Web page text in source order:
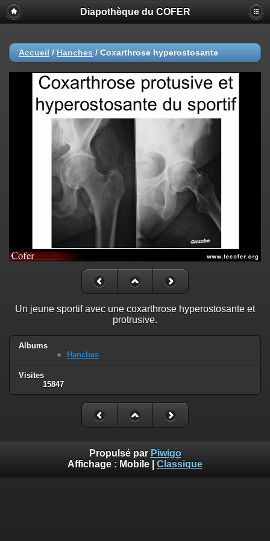
Diapothèque du COFER
Accueil / Hanches / Coxarthrose hyperostosante
Un jeune sportif avec une coxarthrose hyperostosante et
protrusive.
Albums
Hanches
Visites
15847
Propulsé par Piwigo
Affichage : Mobile Classique